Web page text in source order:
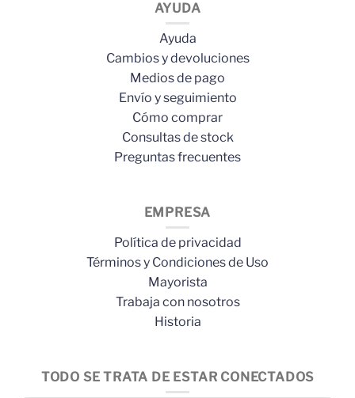
AYUDA
Ayuda
Cambios y devoluciones
Medios de pago
Envío y seguimiento
Cómo comprar
Consultas de stock
Preguntas frecuentes
EMPRESA
Política de privacidad
Términos y Condiciones de Uso
Mayorista
Trabaja con nosotros
Historia
TODO SE TRATA DE ESTAR CONECTADOS